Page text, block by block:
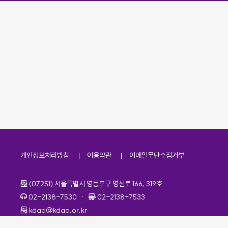
개인정보처리방침 이용약관 이메일무단수집거부
주소
(07251) 서울특별시 영등포구 영신로 166, 319호
전화번호
02-2138-7530 · 팩스번호
02-2138-7533
이메일
kdaa@kdaa.or.kr